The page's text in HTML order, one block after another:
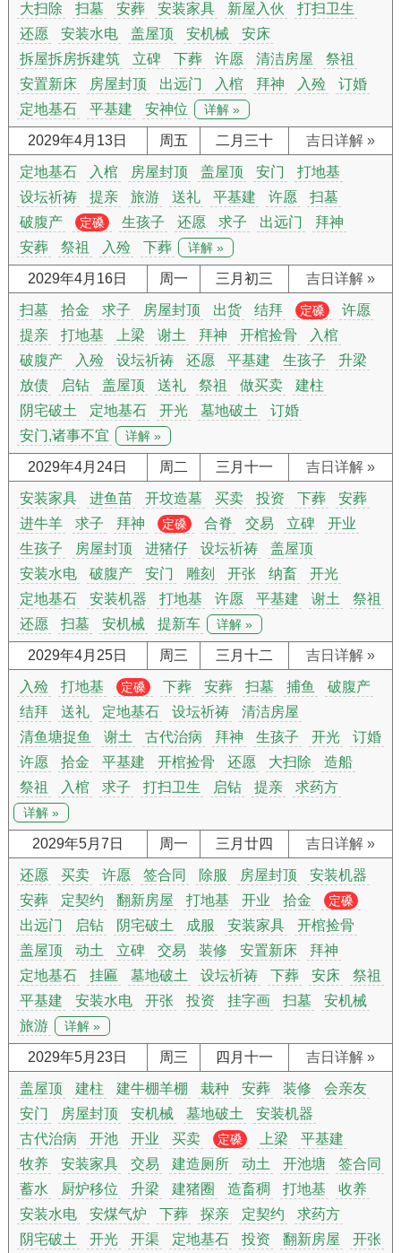
大扫除
扫墓 安葬 安装家具 新屋入伙
打扫卫生
还愿
安装水电 盖屋顶 安机械
安床
拆屋拆房拆建筑
立碑 下葬 许愿 清洁房屋
祭祖
安置新床
房屋封顶 出远门 入棺 拜神 入殓
订婚
定地基石
平基建 安神位 详解 »
2029年4月13日 周五 二月三十 吉日详解 »
定地基石 入棺 房屋封顶 盖屋顶 安门
打地基
设坛祈祷
提亲 旅游 送礼 平基建 许愿
扫墓
破腹产
定磉 生孩子 还愿 求子 出远门
拜神
安葬
祭祖 入殓 下葬 详解 »
2029年4月16日 周一 三月初三 吉日详解 »
扫墓 拾金 求子 房屋封顶 出货 结拜 定磉
许愿
提亲
打地基 上梁 谢土 拜神 开棺捡骨
入棺
破腹产
入殓 设坛祈祷 还愿 平基建 生孩子
升梁
放债
启钻 盖屋顶 送礼 祭祖 做买卖
建柱
阴宅破土
定地基石 开光 墓地破土
订婚
安门,诸事不宜
详解 »
2029年4月24日 周二 三月十一 吉日详解 »
安装家具 进鱼苗 开坟造墓 买卖 投资 下葬
安葬
进牛羊
求子 拜神 定磉 合脊 交易 立碑
开业
生孩子
房屋封顶 进猪仔 设坛祈祷
盖屋顶
安装水电
破腹产 安门 雕刻 开张 纳畜
开光
定地基石
安装机器 打地基 许愿 平基建 谢土
祭祖
还愿
扫墓 安机械 提新车 详解 »
2029年4月25日 周三 三月十二 吉日详解 »
入殓 打地基 定磉 下葬 安葬 扫墓 捕鱼
破腹产
结拜
送礼 定地基石 设坛祈祷
清洁房屋
清鱼塘捉鱼
谢土 古代治病 拜神 生孩子 开光
订婚
许愿
拾金 平基建 开棺捡骨 还愿 大扫除
造船
祭祖
入棺 求子 打扫卫生 启钻 提亲 求药方
详解 »
2029年5月7日 周一 三月廿四 吉日详解 »
还愿 买卖 许愿 签合同 除服 房屋封顶
安装机器
安葬
定契约 翻新房屋 打地基 开业 拾金 定磉
出远门 启钻 阴宅破土 成服 安装家具
开棺捡骨
盖屋顶
动土 立碑 交易 装修 安置新床
拜神
定地基石
挂匾 墓地破土 设坛祈祷 下葬 安床
祭祖
平基建
安装水电 开张 投资 挂字画 扫墓
安机械
旅游
详解 »
2029年5月23日 周三 四月十一 吉日详解 »
盖屋顶 建柱 建牛棚羊棚 栽种 安葬 装修
会亲友
安门
房屋封顶 安机械 墓地破土
安装机器
古代治病
开池 开业 买卖 定磉 上梁
平基建
牧养
安装家具 交易 建造厕所 动土 开池塘
签合同
蓄水
厨炉移位 升梁 建猪圈 造畜稠 打地基
收养
安装水电
安煤气炉 下葬 探亲 定契约
求药方
阴宅破土
开光 开渠 定地基石 投资 翻新房屋
开张